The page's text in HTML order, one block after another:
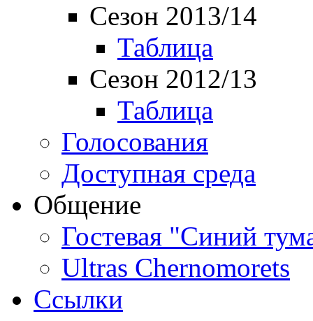
Сезон 2013/14
Таблица
Сезон 2012/13
Таблица
Голосования
Доступная среда
Общение
Гостевая "Синий
Ultras Chernomorets
Ссылки